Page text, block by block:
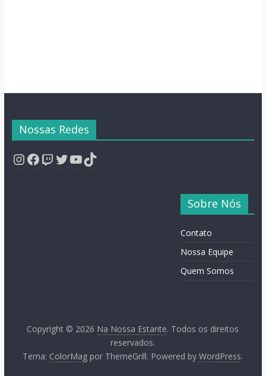
Nossas Redes
Instagram
Facebook
Twitch
Twitter
YouTube
TikTok
Sobre Nós
Contato
Nossa Equipe
Quem Somos
Copyright © 2026 Na Nossa Estante. Todos os direitos
reservados.
Tema: ColorMag por ThemeGrill. Powered byWordPress.